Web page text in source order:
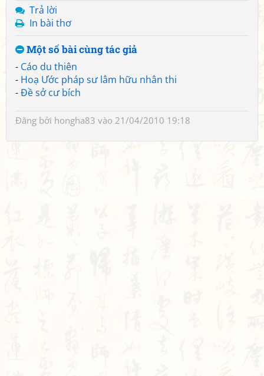
Trả lời
In bài thơ
Một số bài cùng tác giả
- Cáo du thiên
- Hoạ Ước pháp sư lâm hữu nhân thi
-Đề sở cư bích
Đăng bởi hongha83 vào 21/04/2010 19:18